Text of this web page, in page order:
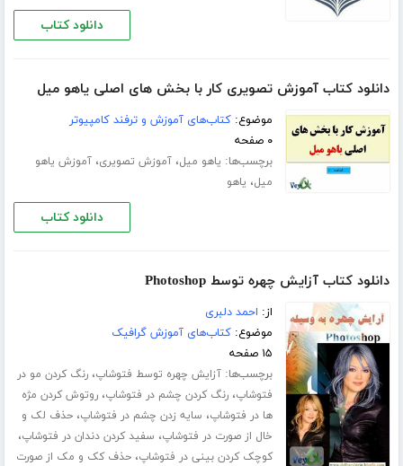
دانلود کتاب
دانلود کتاب آموزش تصویری کار با بخش های اصلی یاهو میل
موضوع:کتاب‌های آموزش و ترفند کامپیوتر
۰ صفحه
برچسب‌ها: یاهو میل،آموزش تصویری،آموزش یاهو
میل، یاهو
دانلود کتاب
دانلود کتاب آزایش چهره توسط Photoshop
از: احمد دلبری
موضوع:کتاب‌های آموزش گرافیک
۱۵ صفحه
برچسب‌ها:آزایش چهره توسط فتوشاپ،رنگ کردن مو در
فتوشاپ،رنگ کردن چشم در فتوشاپ،روتوش کردن مژه
ها در فتوشاپ، سایه زدن چشم در فتوشاپ،حذف لک و
خال از صورت در فتوشاپ، سفید کردن دندان در فتوشاپ،
کوچک کردن بینی در فتوشاپ،حذف کک و مک از صورت